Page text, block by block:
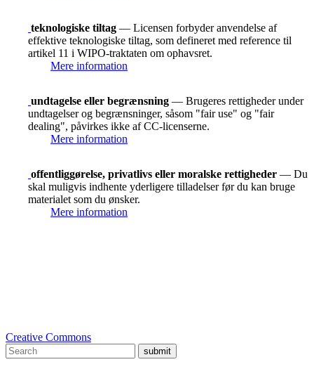
teknologiske tiltag — Licensen forbyder anvendelse af
effektive teknologiske tiltag, som defineret med reference til
artikel 11 i WIPO-traktaten om ophavsret.
Mere information
undtagelse eller begrænsning — Brugeres rettigheder under
undtagelser og begrænsninger, såsom "fair use" og "fair
dealing", påvirkes ikke af CC-licenserne.
Mere information
offentliggørelse, privatlivs eller moralske rettigheder — Du
skal muligvis indhente yderligere tilladelser før du kan bruge
materialet som du ønsker.
Mere information
Creative Commons
submit